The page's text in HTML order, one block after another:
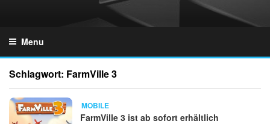
Menu
Schlagwort: FarmVille 3
MOBILE
FarmVille 3 ist ab sofort erhältlich